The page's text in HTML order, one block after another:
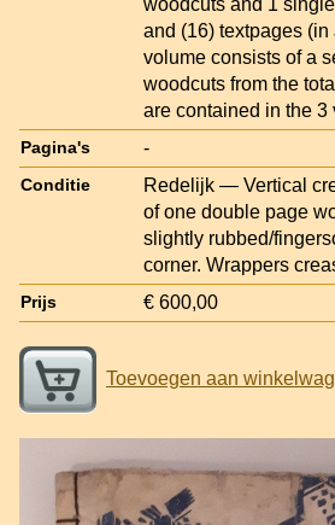
and (16) textpages
volume consists of a
woodcuts from the
are contained in the 3
Pagina's -
Conditie
Redelijk — Vertical
of one double page
slightly rubbed/
corner. Wrappers
Prijs € 600,00
Toevoegen aan